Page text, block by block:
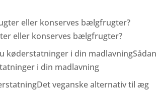
eller konserves bælgfrugter?
Sådan
i din madlavning
Det veganske alternativ til æg